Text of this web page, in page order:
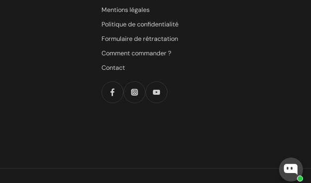
Mentions légales
Politique de confidentialité
Formulaire de rétractation
Comment commander ?
Contact